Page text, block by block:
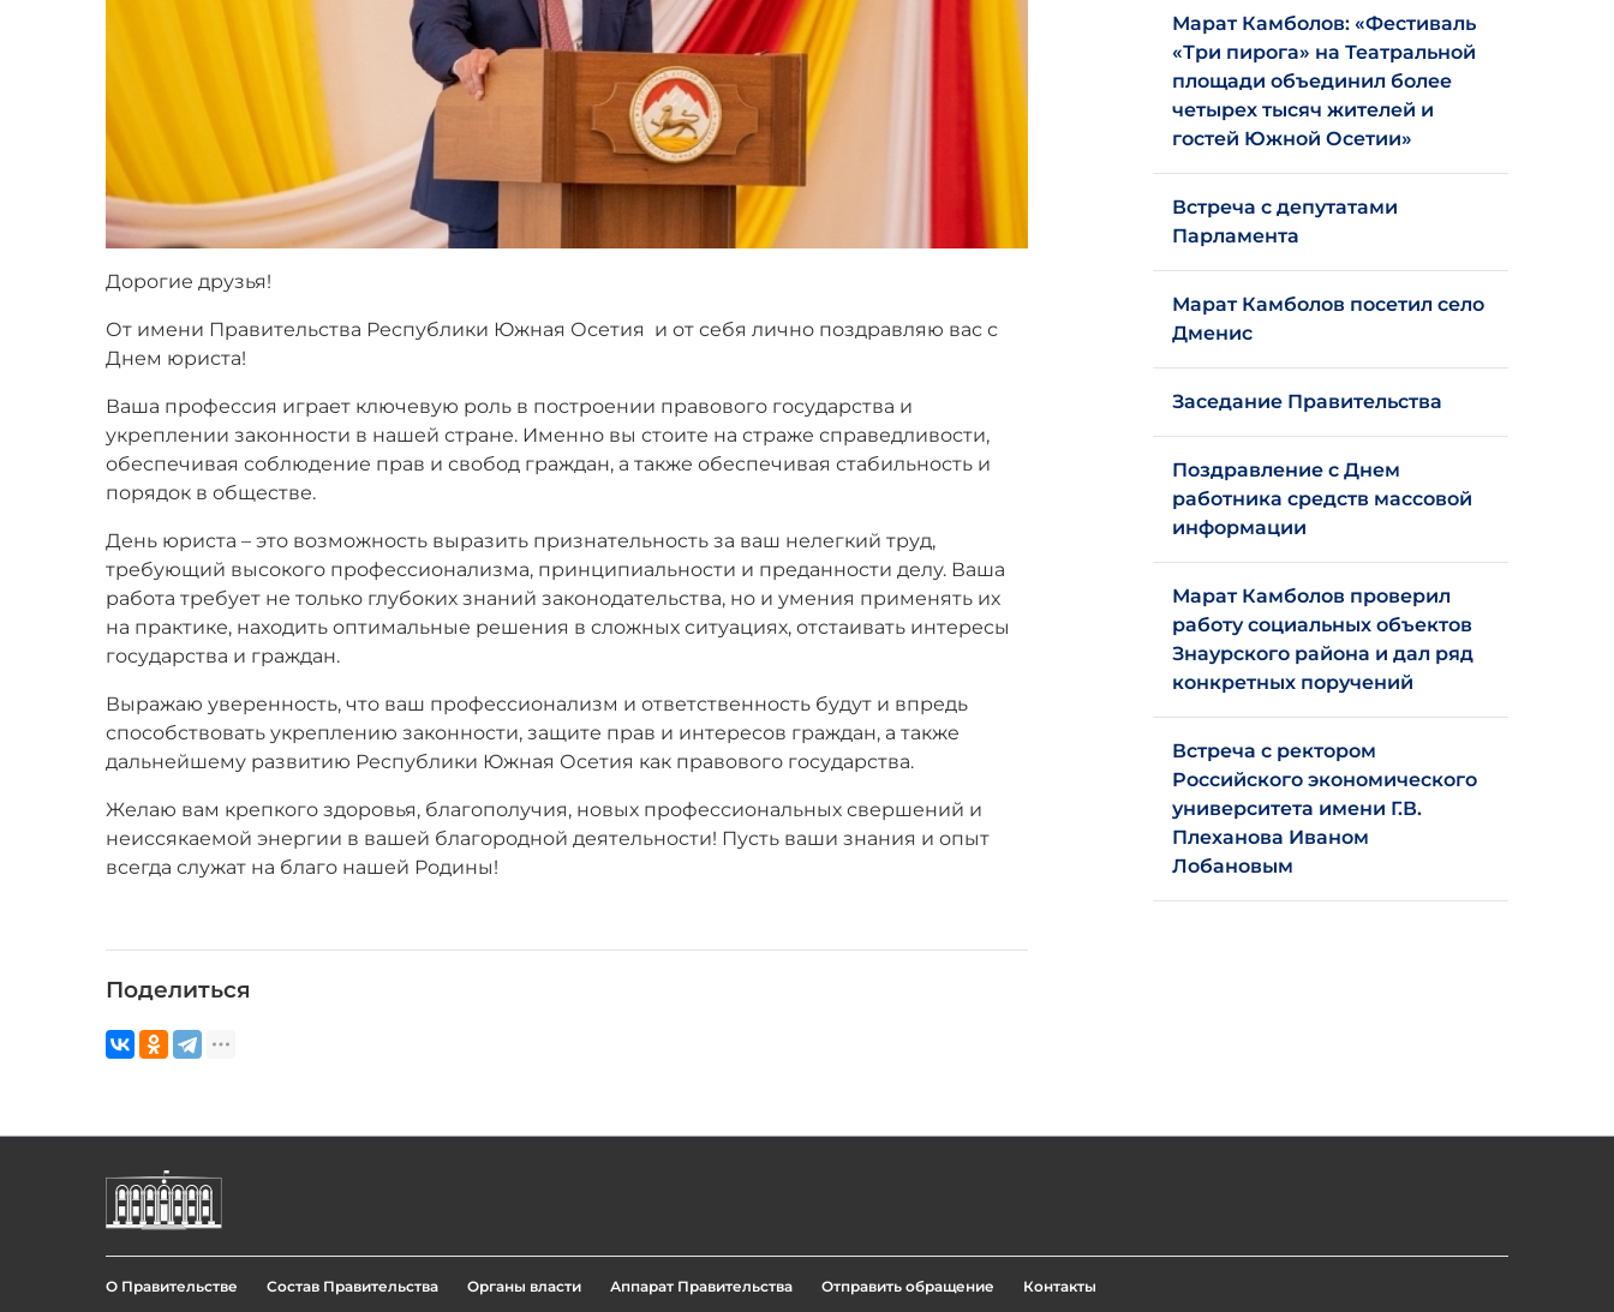
Дорогие друзья!
От имени Правительства Республики Южная Осетия и от себя лично поздравляю вас с
Днем юриста!
Ваша профессия играет ключевую роль в построении правового государства и
укреплении законности в нашей стране. Именно вы стоите на страже справедливости,
обеспечивая соблюдение прав и свобод граждан, а также обеспечивая стабильность и
порядок в обществе.
День юриста – это возможность выразить признательность за ваш нелегкий труд,
требующий высокого профессионализма, принципиальности и преданности делу. Ваша
работа требует не только глубоких знаний законодательства, но и умения применять их
на практике, находить оптимальные решения в сложных ситуациях, отстаивать интересы
государства и граждан.
Выражаю уверенность, что ваш профессионализм и ответственность будут и впредь
способствовать укреплению законности, защите прав и интересов граждан, а также
дальнейшему развитию Республики Южная Осетия как правового государства.
Желаю вам крепкого здоровья, благополучия, новых профессиональных свершений и
неиссякаемой энергии в вашей благородной деятельности! Пусть ваши знания и опыт
всегда служат на благо нашей Родины!
Поделиться
Марат Камболов: «Фестиваль
«Три пирога» на Театральной
площади объединил более
четырех тысяч жителей и
гостей Южной Осетии»
Встреча с депутатами
Парламента
Марат Камболов посетил село
Дменис
Заседание Правительства
Поздравление с Днем
работника средств массовой
информации
Марат Камболов проверил
работу социальных объектов
Знаурского района и дал ряд
конкретных поручений
Встреча с ректором
Российского экономического
университета имени Г.В.
Плеханова Иваном
Лобановым
О Правительстве Состав Правительства Органы власти Аппарат Правительства Отправить обращение Контакты